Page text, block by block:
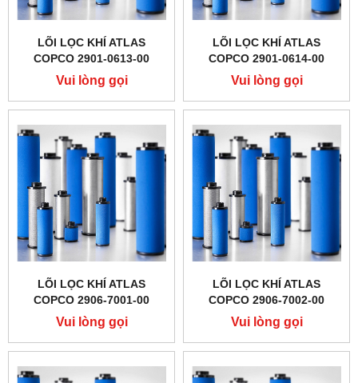
LÕI LỌC KHÍ ATLAS
COPCO 2901-0613-00
Vui lòng gọi
LÕI LỌC KHÍ ATLAS
COPCO 2901-0614-00
Vui lòng gọi
LÕI LỌC KHÍ ATLAS
COPCO 2906-7001-00
Vui lòng gọi
LÕI LỌC KHÍ ATLAS
COPCO 2906-7002-00
Vui lòng gọi